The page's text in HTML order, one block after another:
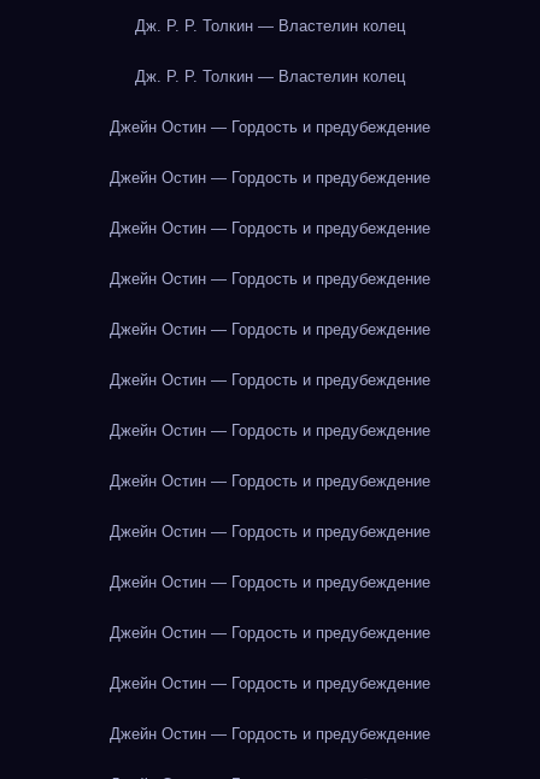
Дж. Р. Р. Толкин — Властелин колец
Дж. Р. Р. Толкин — Властелин колец
Джейн Остин — Гордость и предубеждение
Джейн Остин — Гордость и предубеждение
Джейн Остин — Гордость и предубеждение
Джейн Остин — Гордость и предубеждение
Джейн Остин — Гордость и предубеждение
Джейн Остин — Гордость и предубеждение
Джейн Остин — Гордость и предубеждение
Джейн Остин — Гордость и предубеждение
Джейн Остин — Гордость и предубеждение
Джейн Остин — Гордость и предубеждение
Джейн Остин — Гордость и предубеждение
Джейн Остин — Гордость и предубеждение
Джейн Остин — Гордость и предубеждение